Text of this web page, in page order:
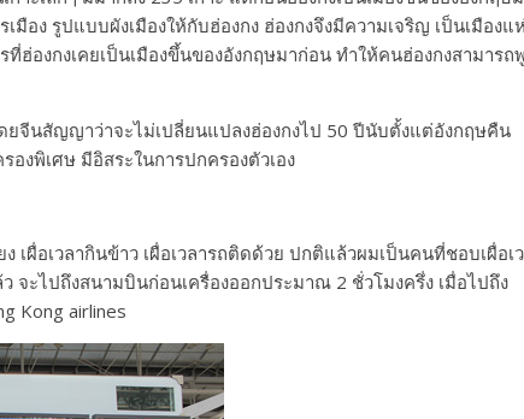
มือง รูปแบบผังเมืองให้กับฮ่องกง ฮ่องกงจึงมีความเจริญ เป็นเมืองแ
ที่ฮ่องกงเคยเป็นเมืองขึ้นของอังกฤษมาก่อน ทำให้คนฮ่องกงสามารถ
จีนสัญญาว่าจะไม่เปลี่ยนแปลงฮ่องกงไป 50 ปีนับตั้งแต่อังกฤษคืน
องพิเศษ มีอิสระในการปกครองตัวเอง
เผื่อเวลากินข้าว เผื่อเวลารถติดด้วย ปกติแล้วผมเป็นคนที่ชอบเผื่อเ
จะไปถึงสนามบินก่อนเครื่องออกประมาณ 2 ชั่วโมงครึ่ง เมื่อไปถึง
Kong airlines